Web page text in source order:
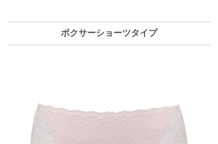
ボクサーショーツタイプ